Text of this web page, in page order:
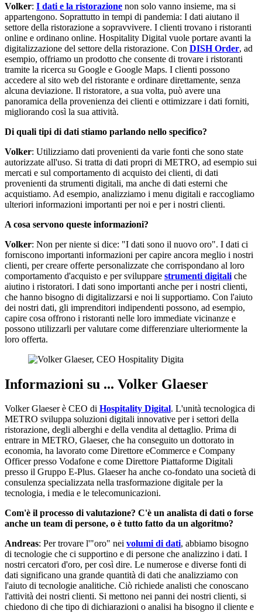
Volker: I dati e la ristorazione non solo vanno insieme, ma si
appartengono. Soprattutto in tempi di pandemia: I dati aiutano il
settore della ristorazione a sopravvivere. I clienti trovano i ristoranti
online e ordinano online. Hospitality Digital vuole portare avanti la
digitalizzazione del settore della ristorazione. Con DISH Order, ad
esempio, offriamo un prodotto che consente di trovare i ristoranti
tramite la ricerca su Google e Google Maps. I clienti possono
accedere al sito web del ristorante e ordinare direttamente, senza
alcuna deviazione. Il ristoratore, a sua volta, può avere una
panoramica della provenienza dei clienti e ottimizzare i dati forniti,
migliorando così la sua attività.
Di quali tipi di dati stiamo parlando nello specifico?
Volker: Utilizziamo dati provenienti da varie fonti che sono state
autorizzate all'uso. Si tratta di dati propri di METRO, ad esempio sui
mercati e sul comportamento di acquisto dei clienti, di dati
provenienti da strumenti digitali, ma anche di dati esterni che
acquistiamo. Ad esempio, analizziamo i menu digitali e raccogliamo
ulteriori informazioni importanti per noi e per i nostri clienti.
A cosa servono queste informazioni?
Volker: Non per niente si dice: "I dati sono il nuovo oro". I dati ci
forniscono importanti informazioni per capire ancora meglio i nostri
clienti, per creare offerte personalizzate che corrispondano al loro
comportamento d'acquisto e per sviluppare strumenti digitali che
aiutino i ristoratori. I dati sono importanti anche per i nostri clienti,
che hanno bisogno di digitalizzarsi e noi li supportiamo. Con l'aiuto
dei nostri dati, gli imprenditori indipendenti possono, ad esempio,
capire cosa offrono i ristoranti nelle loro immediate vicinanze e
possono utilizzarli per valutare come differenziare ulteriormente la
loro offerta.
Informazioni su ... Volker Glaeser
Volker Glaeser è CEO di Hospitality Digital. L'unità tecnologica di
METRO sviluppa soluzioni digitali innovative per i settori della
ristorazione, degli alberghi e della vendita al dettaglio. Prima di
entrare in METRO, Glaeser, che ha conseguito un dottorato in
economia, ha lavorato come Direttore eCommerce e Company
Officer presso Vodafone e come Direttore Piattaforme Digitali
presso il Gruppo E-Plus. Glaeser ha anche co-fondato una società di
consulenza specializzata nella trasformazione digitale per la
tecnologia, i media e le telecomunicazioni.
Com'è il processo di valutazione? C'è un analista di dati o forse
anche un team di persone, o è tutto fatto da un algoritmo?
Andreas: Per trovare l'"oro" nei volumi di dati, abbiamo bisogno
di tecnologie che ci supportino e di persone che analizzino i dati. I
nostri cercatori d'oro, per così dire. Le numerose e diverse fonti di
dati significano una grande quantità di dati che analizziamo con
l'aiuto di tecnologie analitiche. Ciò richiede analisti che conoscano
l'attività dei nostri clienti. Si mettono nei panni dei nostri clienti, si
chiedono di che tipo di dichiarazioni o analisi ha bisogno il cliente e